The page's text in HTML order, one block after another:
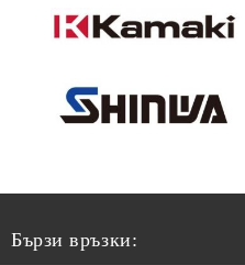
Бързи връзки: